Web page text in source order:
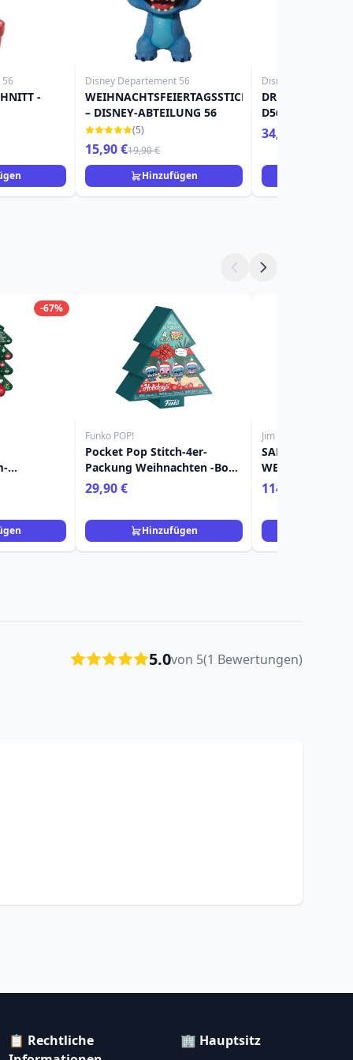
56
-
Disney Departement 56
WEIHNACHTSFEIERTAGSSTICH
– DISNEY-ABTEILUNG 56
(5)
15,90 €19,90 €
Hinzufügen
Disney
DREI
D56
34,90 €
-67%
Christmas
Funko POP!
Pocket Pop Stitch-4er-
Packung Weihnachten -Box -
Disney Lilo & Stitch
29,90 €
Hinzufügen
Jim Shore
KARDINALEN IM
114,90 €
5.0von 5(1 Bewertungen)
📋 Rechtliche
🏢 Hauptsitz